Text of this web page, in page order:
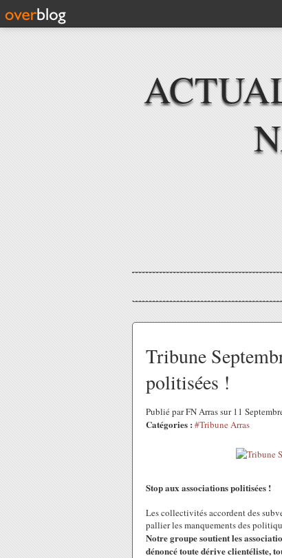
Tribune
politisées !
Publié par FN Arras sur 11
Catégories : #Tribune Arras
Stop aux associations politisées !
Les collectivités accordent des
pallier les manquements des
Notre groupe soutient les
dénoncé toute dérive clientéliste,